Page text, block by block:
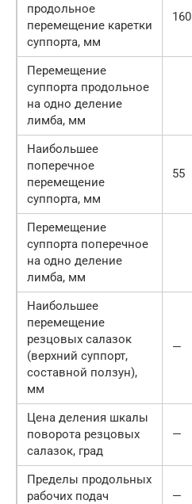
продольное
перемещение каретки
суппорта, мм
160
Перемещение
суппорта продольное
на одно деление
лимба, мм
Наибольшее
поперечное
перемещение
суппорта, мм
55
Перемещение
суппорта поперечное
на одно деление
лимба, мм
Наибольшее
перемещение
резцовых салазок
(верхний суппорт,
составной ползун),
мм
—
Цена деления шкалы
поворота резцовых
салазок, град
—
Пределы продольных
рабочих подач
—